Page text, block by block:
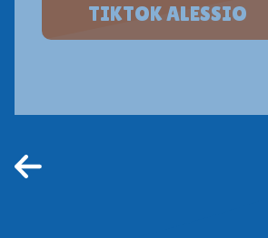
TIKTOK ALESSIO